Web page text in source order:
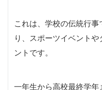
これは、学校の伝統行
り、スポーツイベント
ントです。
一年生から高校最終学年